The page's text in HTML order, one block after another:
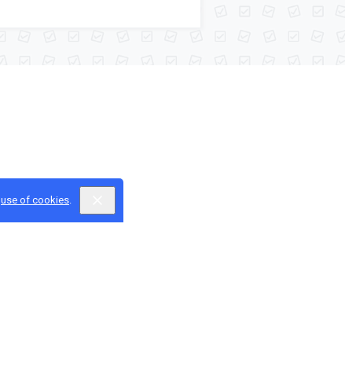
use of cookies.